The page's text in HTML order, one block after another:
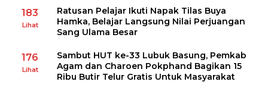
183
Lihat
Ratusan Pelajar Ikuti Napak Tilas Buya
Hamka, Belajar Langsung Nilai Perjuangan
Sang Ulama Besar
176
Lihat
Sambut HUT ke-33 Lubuk Basung, Pemkab
Agam dan Charoen Pokphand Bagikan 15
Ribu Butir Telur Gratis Untuk Masyarakat